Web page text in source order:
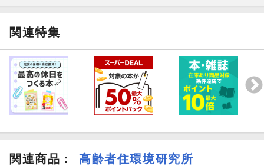
関連特集
関連商品 ： 高齢者住環境研究所